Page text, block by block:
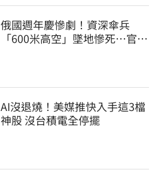
俄國週年慶慘劇！資深傘兵
「600米高空」墜地慘死…官方
AI沒退燒！美媒推快入手這3檔
神股 沒台積電全停擺